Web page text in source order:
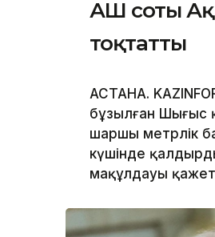
АҚШ соты
тоқтатты
АСТАНА.
бұзылған Шығыс
шаршы метрлік
күшінде
мақұлдауы